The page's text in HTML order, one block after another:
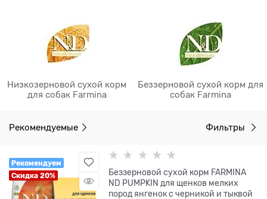
Низкозерновой сухой корм
для собак Farmina
Беззерновой сухой корм для
собак Farmina
Рекомендуемые Фильтры
Рекомендуем
Скидка 20%
Беззерновой cухой корм FARMINA
ND PUMPKIN для щенков мелких
пород янгенок с черникой и тыквой